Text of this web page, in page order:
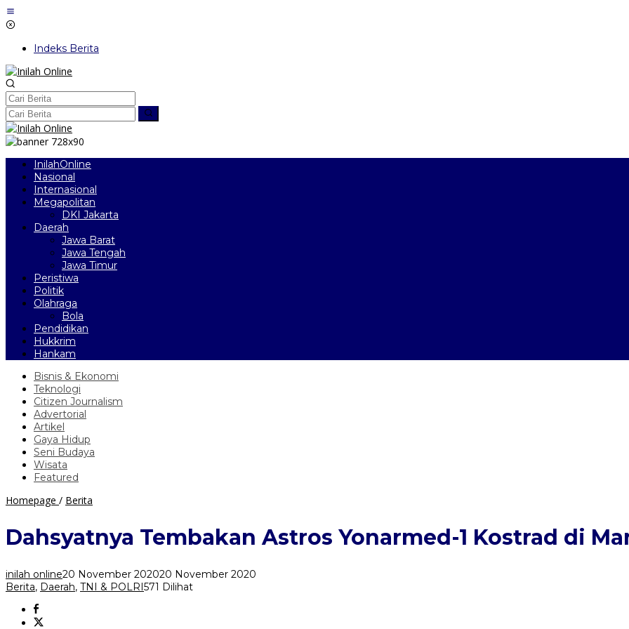
Lewati
ke
Indeks Berita
InilahOnline
Nasional
Internasional
Megapolitan
DKI Jakarta
Daerah
Jawa Barat
Jawa Tengah
Jawa Timur
Peristiwa
Politik
Olahraga
Bola
Pendidikan
Hukkrim
Hankam
Bisnis & Ekonomi
Teknologi
Citizen Journalism
Advertorial
Artikel
Gaya Hidup
Seni Budaya
Wisata
Featured
Homepage / Berita
Yonarmed-
di
Martapura
Dahsyatnya Tembakan Astros Yonarmed-1 Kostrad di
inilah online20 November 202020 November 2020
Berita, Daerah, TNI & POLRI571 Dilihat